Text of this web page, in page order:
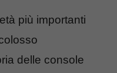
più importanti
delle console